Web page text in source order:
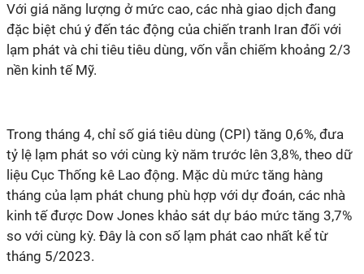
Với giá năng lượng ở mức cao, các nhà giao dịch đang
đặc biệt chú ý đến tác động của chiến tranh Iran đối với
lạm phát và chi tiêu tiêu dùng, vốn vẫn chiếm khoảng 2/3
nền kinh tế Mỹ.
Trong tháng 4, chỉ số giá tiêu dùng (CPI) tăng 0,6%, đưa
tỷ lệ lạm phát so với cùng kỳ năm trước lên 3,8%, theo dữ
liệu Cục Thống kê Lao động. Mặc dù mức tăng hàng
tháng của lạm phát chung phù hợp với dự đoán, các nhà
kinh tế được Dow Jones khảo sát dự báo mức tăng 3,7%
so với cùng kỳ. Đây là con số lạm phát cao nhất kể từ
tháng 5/2023.